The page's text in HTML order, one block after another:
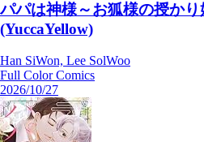
パパは神様～お狐様の授か
(YuccaYellow)
Han SiWon, Lee SolWoo
Full Color Comics
2026/10/27